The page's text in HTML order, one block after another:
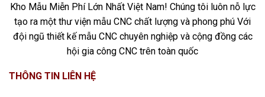
Kho Mẫu Miễn Phí Lớn Nhất Việt Nam! Chúng tôi luôn nỗ lực
tạo ra một thư viện mẫu CNC chất lượng và phong phú Với
đội ngũ thiết kế mẫu CNC chuyên nghiệp và cộng đồng các
hội gia công CNC trên toàn quốc
THÔNG TIN LIÊN HỆ